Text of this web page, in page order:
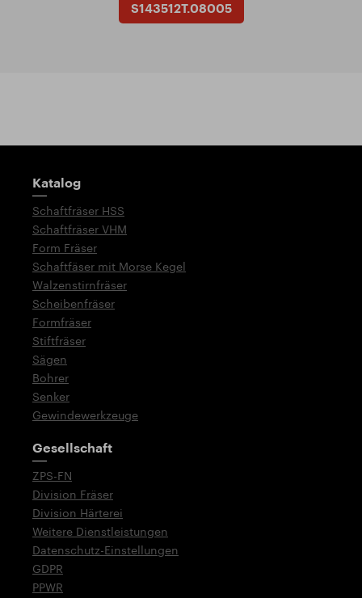
S143512T.08005
Wegweiser
Katalog
Schaftfräser HSS
Schaftfräser VHM
Form Fräser
Schaftfäser mit Morse Kegel
Walzenstirnfräser
Scheibenfräser
Formfräser
Stiftfräser
Sägen
Bohrer
Senker
Gewindewerkzeuge
Gesellschaft
ZPS-FN
Division Fräser
Division Härterei
Weitere Dienstleistungen
Datenschutz-Einstellungen
GDPR
PPWR